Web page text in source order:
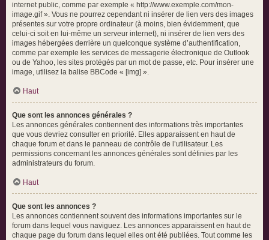
internet public, comme par exemple « http://www.exemple.com/mon-
image.gif ». Vous ne pourrez cependant ni insérer de lien vers des images
présentes sur votre propre ordinateur (à moins, bien évidemment, que
celui-ci soit en lui-même un serveur internet), ni insérer de lien vers des
images hébergées derrière un quelconque système d’authentification,
comme par exemple les services de messagerie électronique de Outlook
ou de Yahoo, les sites protégés par un mot de passe, etc. Pour insérer une
image, utilisez la balise BBCode « [img] ».
Haut
Que sont les annonces générales ?
Les annonces générales contiennent des informations très importantes
que vous devriez consulter en priorité. Elles apparaissent en haut de
chaque forum et dans le panneau de contrôle de l’utilisateur. Les
permissions concernant les annonces générales sont définies par les
administrateurs du forum.
Haut
Que sont les annonces ?
Les annonces contiennent souvent des informations importantes sur le
forum dans lequel vous naviguez. Les annonces apparaissent en haut de
chaque page du forum dans lequel elles ont été publiées. Tout comme les